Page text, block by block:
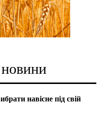
навісне під свій